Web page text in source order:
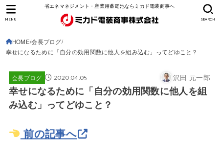
省エネマネジメント・産業用蓄電池ならミカド電装商事へ
SEARCH
MENU
HOME 会長ブログ
幸せになるために「自分の効用関数に他人を組み込む」ってどゆこと？
会長ブログ 2020.04.05 沢田 元一郎
幸せになるために「自分の効用関数に他人を組
み込む」ってどゆこと？
前の記事へ